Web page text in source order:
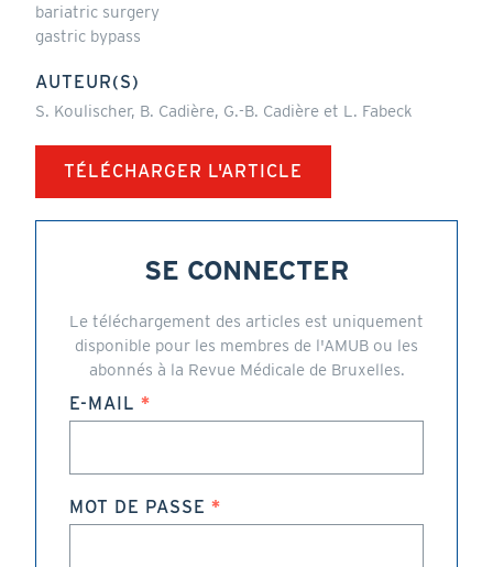
bariatric surgery
gastric bypass
AUTEUR(S)
S. Koulischer, B. Cadière, G.-B. Cadière et L. Fabeck
TÉLÉCHARGER L'ARTICLE
SE CONNECTER
Le téléchargement des articles est uniquement
disponible pour les membres de l'AMUB ou les
abonnés à la Revue Médicale de Bruxelles.
E-MAIL
MOT DE PASSE